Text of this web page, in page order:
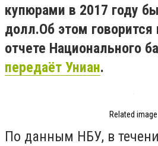
купюрами в 2017 году
долл.Об этом говорится
отчете Национального
передаёт Униан.
Related image
По данным НБУ, в